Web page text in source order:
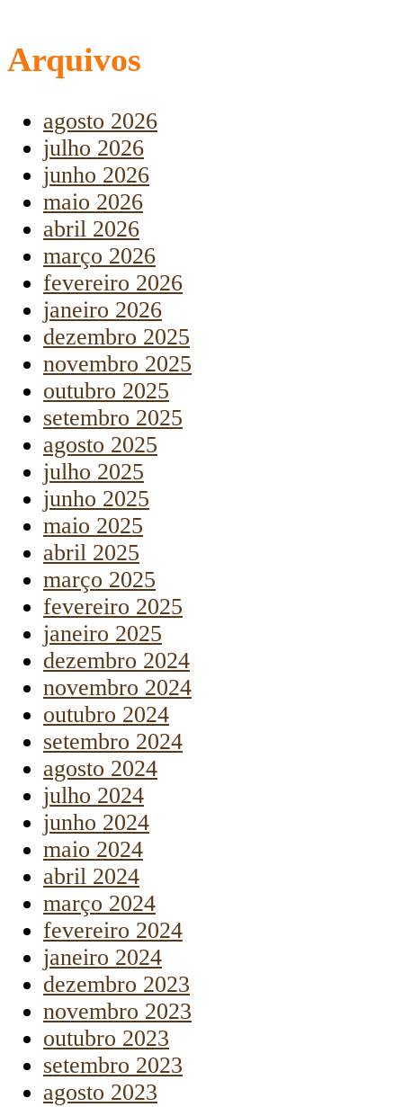
Arquivos
agosto 2026
julho 2026
junho 2026
maio 2026
abril 2026
março 2026
fevereiro 2026
janeiro 2026
dezembro 2025
novembro 2025
outubro 2025
setembro 2025
agosto 2025
julho 2025
junho 2025
maio 2025
abril 2025
março 2025
fevereiro 2025
janeiro 2025
dezembro 2024
novembro 2024
outubro 2024
setembro 2024
agosto 2024
julho 2024
junho 2024
maio 2024
abril 2024
março 2024
fevereiro 2024
janeiro 2024
dezembro 2023
novembro 2023
outubro 2023
setembro 2023
agosto 2023